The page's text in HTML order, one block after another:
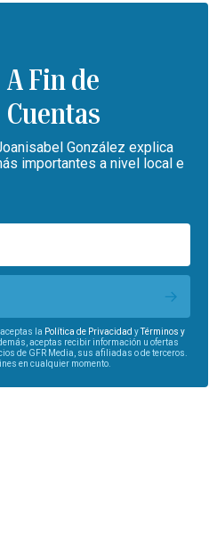
A Fin de
Cuentas
González explica
importantes a nivel local e
la Política de Privacidad yTérminos y
aceptas recibir información u ofertas
de GFR Media, sus afiliadas o de terceros.
en cualquier momento.